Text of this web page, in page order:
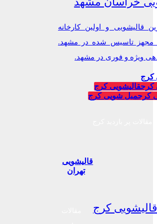
قالیشویی و اولین کارخانه
مجهز تاسیس شده در مشهد.
ویژه و فوری در مشهد.
کرج
کرجقالیشویی کرج
کرجمبل شویی کرج
کرج
قالیشویی
تهران